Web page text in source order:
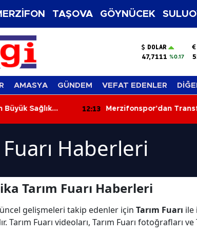
TAŞOVA GÖYNÜCEK
DOLAR
47,7111 %0.17
AMASYA GÜNDEM VEFAT EDENLER
Sağlık
12:13 Merzifonspor'dan
Fuarı Haberleri
Tarım Fuarı Haberleri
gelişmeleri takip edenler için Tarım Fuarı ile
Tarım Fuarı videoları, Tarım Fuarı fotoğrafları